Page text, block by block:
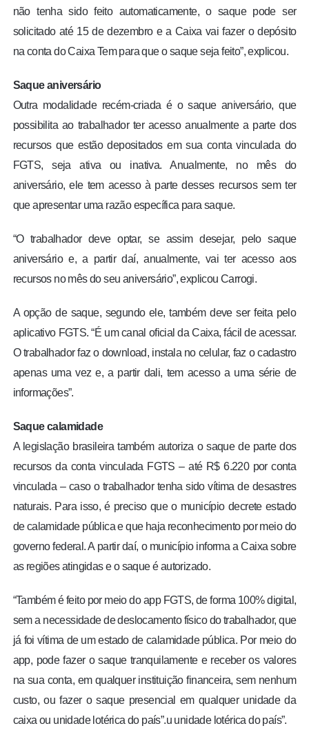
não tenha sido feito automaticamente, o saque pode ser
solicitado até 15 de dezembro e a Caixa vai fazer o depósito
na conta do Caixa Tem para que o saque seja feito”, explicou.
Saque aniversário
Outra modalidade recém-criada é o saque aniversário, que
possibilita ao trabalhador ter acesso anualmente a parte dos
recursos que estão depositados em sua conta vinculada do
FGTS, seja ativa ou inativa. Anualmente, no mês do
aniversário, ele tem acesso à parte desses recursos sem ter
que apresentar uma razão específica para saque.
“O trabalhador deve optar, se assim desejar, pelo saque
aniversário e, a partir daí, anualmente, vai ter acesso aos
recursos no mês do seu aniversário”, explicou Carrogi.
A opção de saque, segundo ele, também deve ser feita pelo
aplicativo FGTS. “É um canal oficial da Caixa, fácil de acessar.
O trabalhador faz o download, instala no celular, faz o cadastro
apenas uma vez e, a partir dali, tem acesso a uma série de
informações”.
Saque calamidade
A legislação brasileira também autoriza o saque de parte dos
recursos da conta vinculada FGTS – até R$ 6.220 por conta
vinculada – caso o trabalhador tenha sido vítima de desastres
naturais. Para isso, é preciso que o município decrete estado
de calamidade pública e que haja reconhecimento por meio do
governo federal. A partir daí, o município informa a Caixa sobre
as regiões atingidas e o saque é autorizado.
“Também é feito por meio do app FGTS, de forma 100% digital,
sem a necessidade de deslocamento físico do trabalhador, que
já foi vítima de um estado de calamidade pública. Por meio do
app, pode fazer o saque tranquilamente e receber os valores
na sua conta, em qualquer instituição financeira, sem nenhum
custo, ou fazer o saque presencial em qualquer unidade da
caixa ou unidade lotérica do país”.u unidade lotérica do país”.